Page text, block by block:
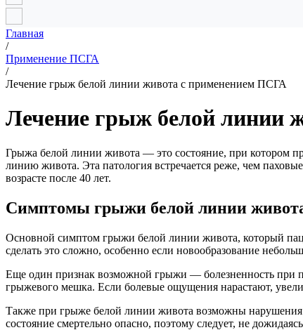
Главная
/
Применение ПСГА
/
Лечение грыж белой линии живота с применением ПСГА
Лечение грыж белой линии
Грыжа белой линии живота — это состояние, при котором
линию живота. Эта патология встречается реже, чем
возрасте после 40 лет.
Симптомы грыжи белой линии
Основной симптом грыжи белой линии живота, который
сделать это сложно, особенно если новообразование
Еще один признак возможной грыжи — болезненность при
грыжевого мешка. Если болевые ощущения нарастают,
Также при грыже белой линии живота возможны нарушения
состояние смертельно опасно, поэтому следует, не